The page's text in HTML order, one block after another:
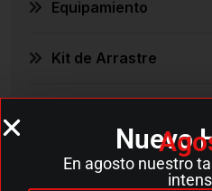
Equipamiento
Kit de Arrastre
Mantenimiento básico
Nuevo
En agosto nuestro